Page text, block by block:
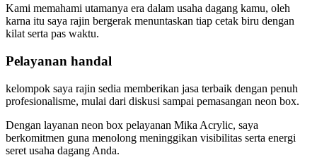
Kami memahami utamanya era dalam usaha dagang kamu, oleh
karna itu saya rajin bergerak menuntaskan tiap cetak biru dengan
kilat serta pas waktu.
Pelayanan handal
kelompok saya rajin sedia memberikan jasa terbaik dengan penuh
profesionalisme, mulai dari diskusi sampai pemasangan neon box.
Dengan layanan neon box pelayanan Mika Acrylic, saya
berkomitmen guna menolong meninggikan visibilitas serta energi
seret usaha dagang Anda.